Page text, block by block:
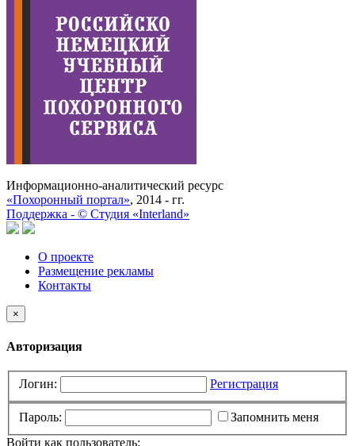
Информационно-аналитический ресурс
«Похоронный портал», 2014 - гг.
Поддержка - © Cтудия «Interland»
О проекте
Размещение рекламы
Контакты
×
Авторизация
Логин: Регистрация
Пароль:
Запомнить меня
Войти как пользователь: